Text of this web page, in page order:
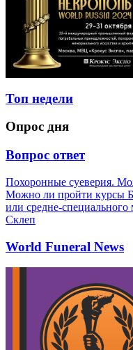
Топ недели
Опрос дня
Вопрос ответ
Похоронные суеверия.
Можно ли пройти курсы
или средне-специального
Склеп
World Funeral News